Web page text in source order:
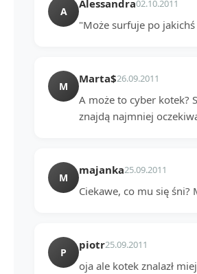
A
Alessandra02.10.2011
"Może surfuje po
M
Marta$26.09.2011
A może to cyber kotek?
znajdą najmniej
M
majanka25.09.2011
Ciekawe, co mu się
P
piotr25.09.2011
oja ale kotek znalazł